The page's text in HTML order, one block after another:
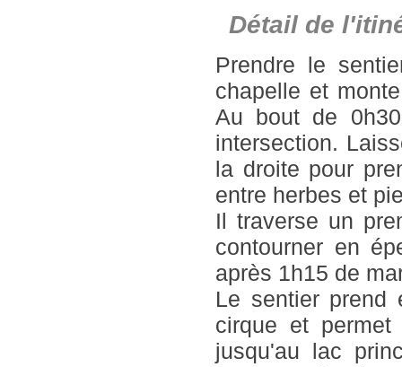
Détail de
Prendre le
chapelle et
Au bout de
intersection.
la droite pour
entre herbes et
Il traverse un
contourner en
après 1h15 de
Le sentier prend
cirque et
jusqu'au lac